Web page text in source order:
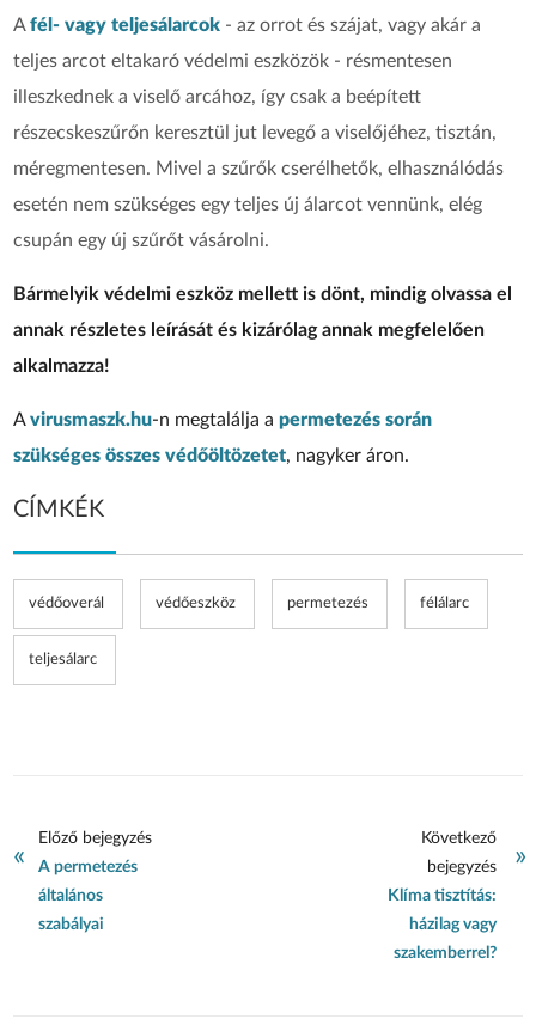
Afél- vagy teljesálarcok -az orrot és szájat, vagy akár a
teljes arcot eltakaró védelmi eszközök - résmentesen
illeszkednek a viselő arcához, így csak a beépített
részecskeszűrőn keresztül jut levegő a viselőjéhez, tisztán,
méregmentesen. Mivel a szűrők cserélhetők, elhasználódás
esetén nem szükséges egy teljes új álarcot vennünk, elég
csupán egy új szűrőt vásárolni.
Bármelyik védelmi eszköz mellett is dönt, mindig olvassa el
annak részletes leírását és kizárólag annak megfelelően
alkalmazza!
Avirusmaszk.hu-n megtalálja a permetezés során
szükséges összes védőöltözetet, nagyker áron.
CÍMKÉK
védőoverál védőeszköz permetezés félálarc
teljesálarc
«
Előző bejegyzés
A permetezés
általános
szabályai
»
Következő
bejegyzés
Klíma tisztítás:
házilag vagy
szakemberrel?